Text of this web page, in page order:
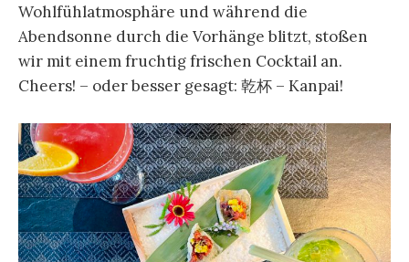
Wohlfühlatmosphäre und während die
Abendsonne durch die Vorhänge blitzt, stoßen
wir mit einem fruchtig frischen Cocktail an.
Cheers! – oder besser gesagt: 乾杯 – Kanpai!